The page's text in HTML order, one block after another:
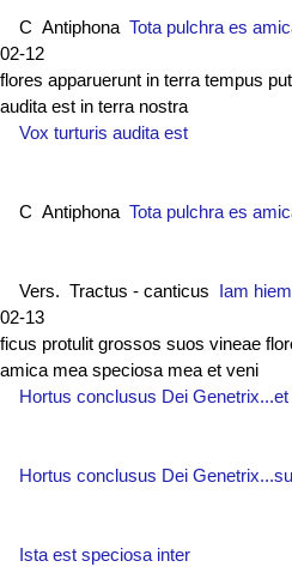
C Antiphona Tota pulchra es
02-12
flores apparuerunt in terra tempus
audita est in terra nostra
Vox turturis audita est
C Antiphona Tota pulchra es
Vers. Tractus - canticus Iam
02-13
ficus protulit grossos suos vineae
amica mea speciosa mea et veni
Hortus conclusus Dei
Hortus conclusus Dei
Ista est speciosa inter